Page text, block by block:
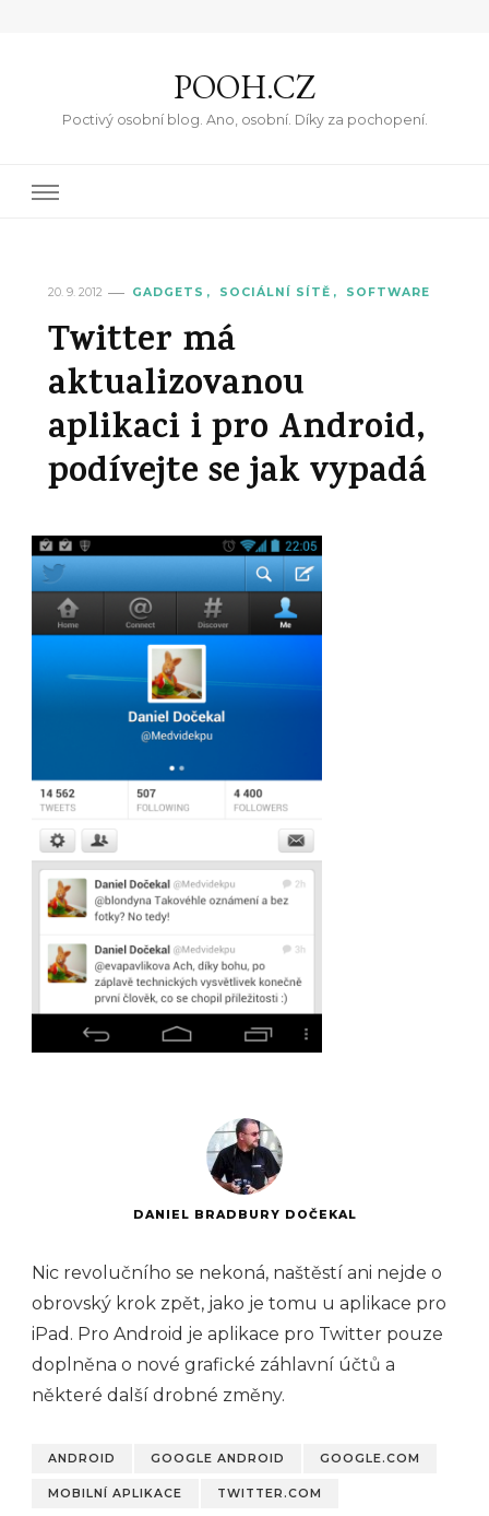
POOH.CZ
Poctivý osobní blog. Ano, osobní. Díky za pochopení.
20. 9. 2012 GADGETS SOCIÁLNÍ SÍTĚ SOFTWARE
Twitter má
aktualizovanou
aplikaci i pro Android,
podívejte se jak vypadá
DANIEL BRADBURY DOČEKAL
Nic revolučního se nekoná, naštěstí ani nejde o
obrovský krok zpět, jako je tomu u aplikace pro
iPad. Pro Android je aplikace pro Twitter pouze
doplněna o nové grafické záhlavní účtů a
některé další drobné změny.
ANDROID GOOGLE ANDROID GOOGLE.COM
MOBILNÍ APLIKACE TWITTER.COM